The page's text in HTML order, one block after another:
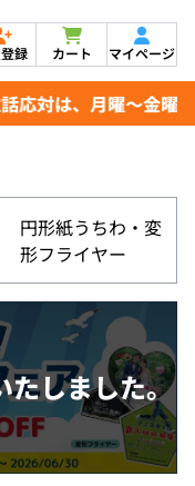
録 カート マイページ
応対は、月曜～金曜
円形紙うちわ・変
形フライヤー
たしました。